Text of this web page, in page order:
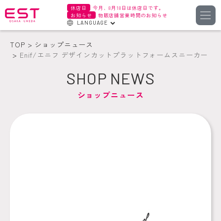
休店日
今月、8月18日は休店日です。
お知らせ
物販店舗営業時間のお知らせ
LANGUAGE
한국어
TOP
ショップニュース
Enif/エニフ デザインカットプラットフォームスニーカー
SHOP NEWS
ショップニュース